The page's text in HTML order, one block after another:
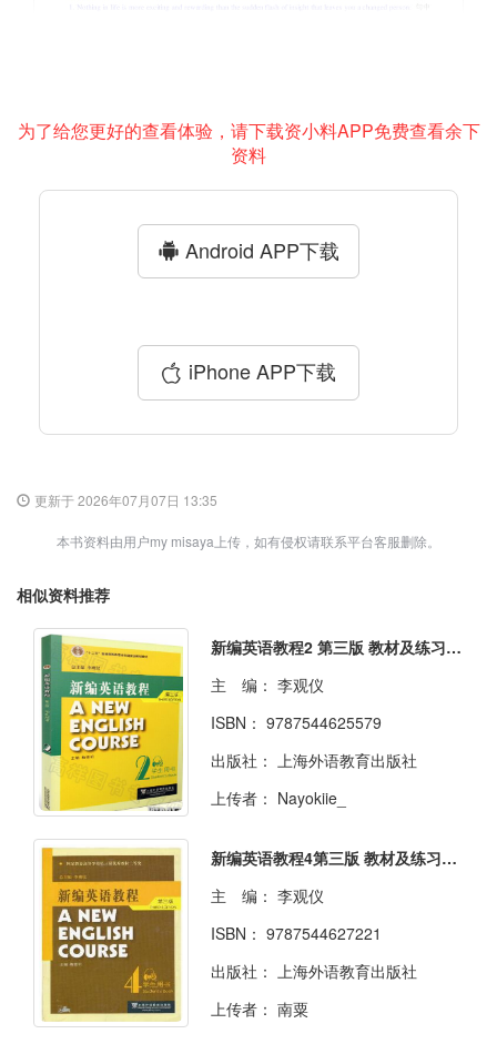
为了给您更好的查看体验，请下载资小料APP免费查看余下
资料
Android APP下载
iPhone APP下载
更新于 2026年07月07日 13:35
本书资料由用户my misaya上传，如有侵权请联系平台客服删除。
相似资料推荐
新编英语教程2 第三版 教材及练习册答案
主 编： 李观仪
ISBN： 9787544625579
出版社：
上海外语教育出版社
上传者： Nayokiie_
新编英语教程4第三版 教材及练习册答案
主 编： 李观仪
ISBN： 9787544627221
出版社：
上海外语教育出版社
上传者： 南粟